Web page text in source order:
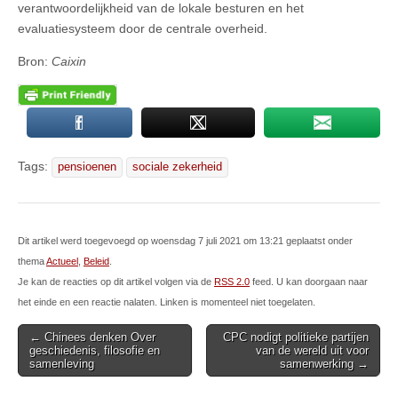
verantwoordelijkheid van de lokale besturen en het
evaluatiesysteem door de centrale overheid.
Bron: Caixin
Tags: pensioenen sociale zekerheid
Dit artikel werd toegevoegd op woensdag 7 juli 2021 om 13:21 geplaatst onder
themaActueel , Beleid.
Je kan de reacties op dit artikel volgen via de RSS 2.0 feed. U kan doorgaan naar
het einde en een reactie nalaten. Linken is momenteel niet toegelaten.
Post
navigation
← Chinees denken Over
geschiedenis, filosofie en
samenleving
CPC nodigt politieke partijen
van de wereld uit voor
samenwerking →